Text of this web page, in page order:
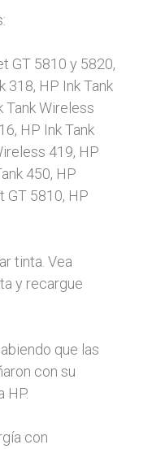
GT 5810 y 5820,
318, HP Ink Tank
Tank Wireless
HP Ink Tank
419, HP
450, HP
GT 5810, HP
tinta. Vea
y recargue
que las
con su
HP.
con